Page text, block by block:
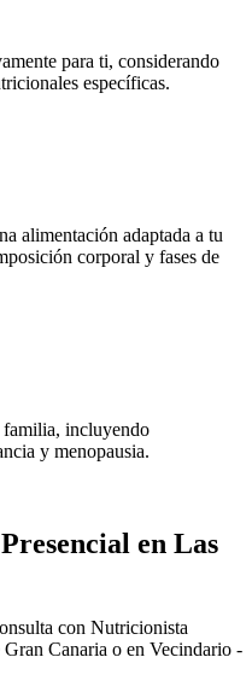
para ti, considerando
específicas.
alimentación adaptada a tu
corporal y fases de
familia, incluyendo
y menopausia.
en Las
con Nutricionista
Canaria o en Vecindario -